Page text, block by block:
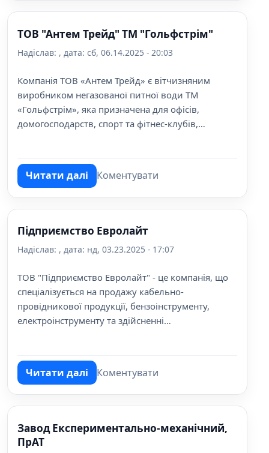
ТОВ "Антем Трейд" ТМ "Гольфстрім"
Надіслав: , дата: сб, 06.14.2025 - 20:03
Компанія ТОВ «Антем Трейд» є вітчизняним
виробником негазованої питної води ТМ
«Гольфстрім», яка призначена для офісів,
домогосподарств, спорт та фітнес-клубів,
Читати даліпро ТОВ "Антем Трейд" ТМ "Гольфстрім"
Коментувати
Підприємство Евролайт
Надіслав: , дата: нд, 03.23.2025 - 17:07
ТОВ "Підприємство Евролайт" - це компанія, що
спеціалізується на продажу кабельно-
провідникової продукції, бензоінструменту,
електроінструменту та здійсненні
Читати даліпро Підприємство Евролайт
Коментувати
Завод Експериментально-механічний,
ПрАТ